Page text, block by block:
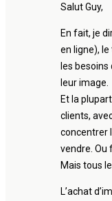
Salut Guy,
En fait, je
en ligne),
les
leur image.
Et la
clients,
concentrer
vendre. Ou
Mais tous
L’achat